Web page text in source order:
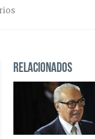
Relacionados